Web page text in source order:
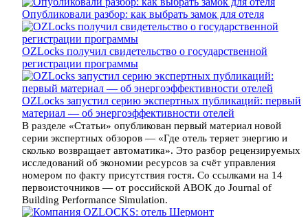
Опубликовали разбор: как выбрать замок для отеля
OZLocks получил свидетельство о государственной
регистрации программы
OZLocks запустил серию экспертных публикаций: первый
материал — об энергоэффективности отелей
В разделе «Статьи» опубликован первый материал новой
серии экспертных обзоров — «Где отель теряет энергию и
сколько возвращает автоматика». Это разбор рецензируемых
исследований об экономии ресурсов за счёт управления
номером по факту присутствия гостя. Со ссылками на 14
первоисточников — от российской АВОК до Journal of
Building Performance Simulation.